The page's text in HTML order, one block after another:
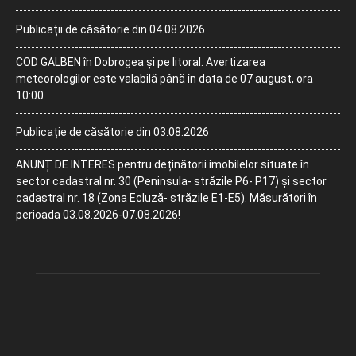
Publicații de căsătorie din 04.08.2026
COD GALBEN în Dobrogea și pe litoral. Avertizarea
meteorologilor este valabilă până în data de 07 august, ora
10:00
Publicație de căsătorie din 03.08.2026
ANUNȚ DE INTERES pentru deținătorii imobilelor situate în
sector cadastral nr. 30 (Peninsula- străzile P6- P17) și sector
cadastral nr. 18 (Zona Ecluză- străzile E1-E5). Măsurători în
perioada 03.08.2026-07.08.2026!